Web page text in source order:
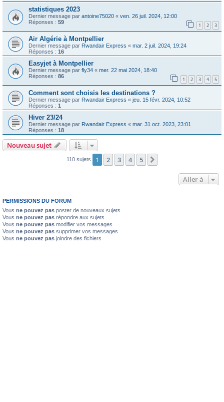
statistiques 2023
Dernier message par antoine75020 « ven. 26 juil. 2024, 12:00
Réponses : 59 1 2 3
Air Algérie à Montpellier
Dernier message par Rwandair Express « mar. 2 juil. 2024, 19:24
Réponses : 16
Easyjet à Montpellier
Dernier message par fly34 « mer. 22 mai 2024, 18:40
Réponses : 86 1 2 3 4 5
Comment sont choisis les destinations ?
Dernier message par Rwandair Express « jeu. 15 févr. 2024, 10:52
Réponses : 1
Hiver 23/24
Dernier message par Rwandair Express « mar. 31 oct. 2023, 23:01
Réponses : 18
Nouveau sujet
110 sujets 1 2 3 4 5
Aller à
PERMISSIONS DU FORUM
Vous ne pouvez pas poster de nouveaux sujets
Vous ne pouvez pas répondre aux sujets
Vous ne pouvez pas modifier vos messages
Vous ne pouvez pas supprimer vos messages
Vous ne pouvez pas joindre des fichiers